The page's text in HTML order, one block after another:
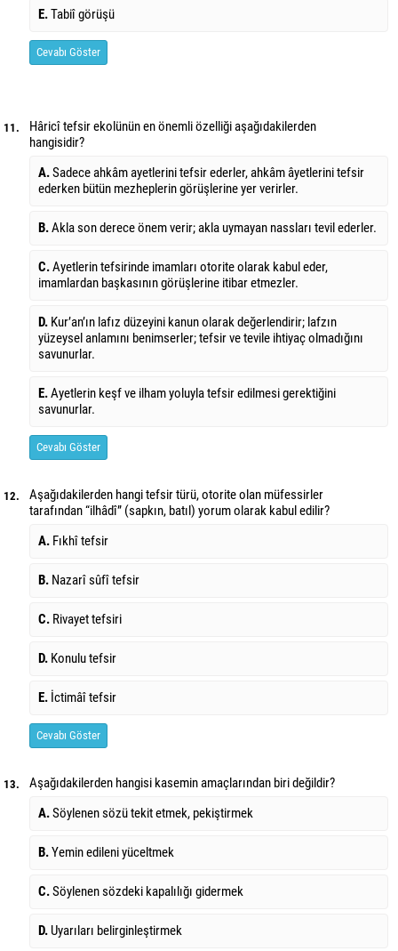
E.Tabiî görüşü
Cevabı Göster
11.
Hâricî tefsir ekolünün en önemli özelliği aşağıdakilerden
hangisidir?
A.Sadece ahkâm ayetlerini tefsir ederler, ahkâm âyetlerini tefsir
ederken bütün mezheplerin görüşlerine yer verirler.
B.Akla son derece önem verir; akla uymayan nassları tevil ederler.
C.Ayetlerin tefsirinde imamları otorite olarak kabul eder,
imamlardan başkasının görüşlerine itibar etmezler.
D. Kur’an’ın lafız düzeyini kanun olarak değerlendirir; lafzın
yüzeysel anlamını benimserler; tefsir ve tevile ihtiyaç olmadığını
savunurlar.
E.Ayetlerin keşf ve ilham yoluyla tefsir edilmesi gerektiğini
savunurlar.
Cevabı Göster
12.
Aşağıdakilerden hangi tefsir türü, otorite olan müfessirler
tarafından “ilhâdî” (sapkın, batıl) yorum olarak kabul edilir?
A. Fıkhî tefsir
B. Nazarî sûfî tefsir
C. Rivayet tefsiri
D. Konulu tefsir
E. İctimâî tefsir
Cevabı Göster
13.
Aşağıdakilerden hangisi kasemin amaçlarından biri değildir?
A.Söylenen sözü tekit etmek, pekiştirmek
B.Yemin edileni yüceltmek
C.Söylenen sözdeki kapalılığı gidermek
D. Uyarıları belirginleştirmek